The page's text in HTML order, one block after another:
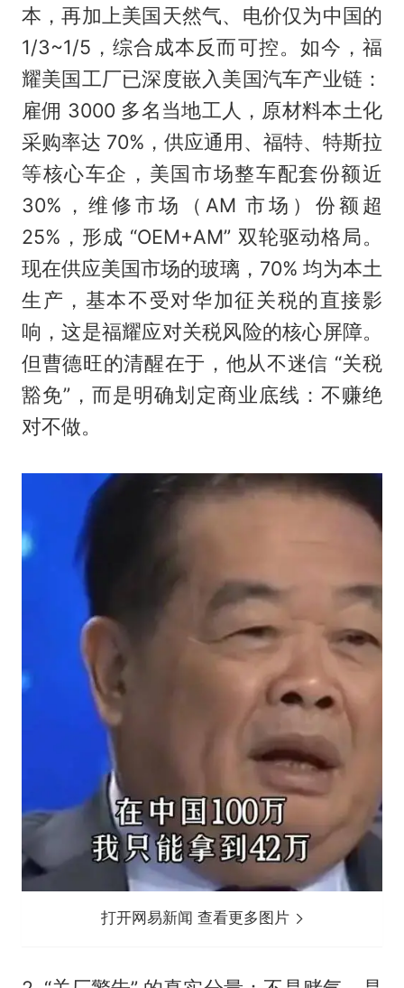
本，再加上美国天然气、电价仅为中国的
1/3~1/5，综合成本反而可控。如今，福
耀美国工厂已深度嵌入美国汽车产业链：
雇佣 3000 多名当地工人，原材料本土化
采购率达 70%，供应通用、福特、特斯拉
等核心车企，美国市场整车配套份额近
30%，维修市场（AM 市场）份额超
25%，形成 “OEM+AM” 双轮驱动格局。
现在供应美国市场的玻璃，70% 均为本土
生产，基本不受对华加征关税的直接影
响，这是福耀应对关税风险的核心屏障。
但曹德旺的清醒在于，他从不迷信 “关税
豁免”，而是明确划定商业底线：不赚绝
对不做。
打开网易新闻 查看更多图片